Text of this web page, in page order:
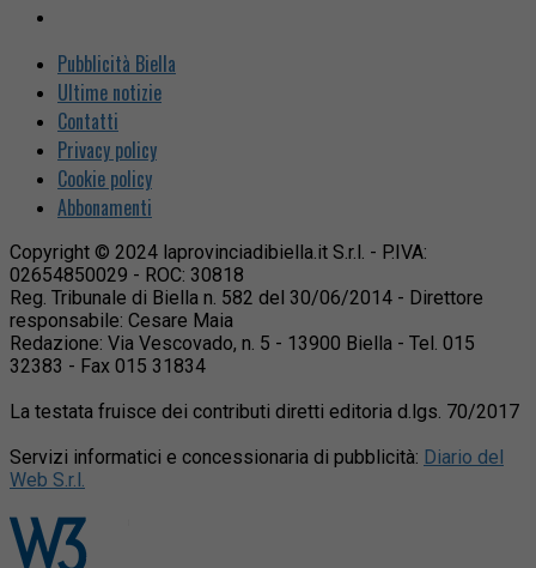
Pubblicità Biella
Ultime notizie
Contatti
Privacy policy
Cookie policy
Abbonamenti
Copyright © 2024 laprovinciadibiella.it S.r.l. - P.IVA:
02654850029 - ROC: 30818
Reg. Tribunale di Biella n. 582 del 30/06/2014 - Direttore
responsabile: Cesare Maia
Redazione: Via Vescovado, n. 5 - 13900 Biella - Tel. 015
32383 - Fax 015 31834
La testata fruisce dei contributi diretti editoria d.lgs. 70/2017
Servizi informatici e concessionaria di pubblicità: Diario del
Web S.r.l.